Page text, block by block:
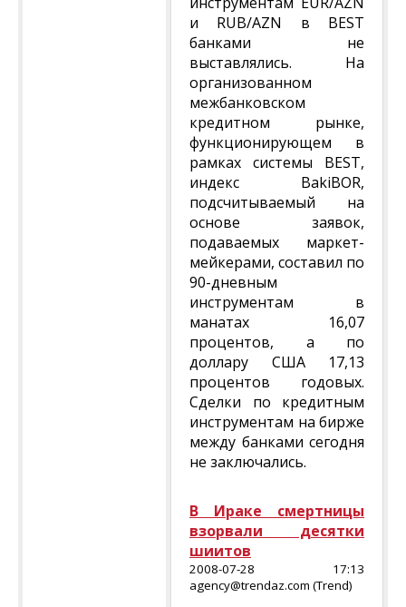
и RUB/AZN в BEST
банками не
выставлялись. На
организованном
межбанковском
кредитном рынке,
функционирующем в
рамках системы BEST,
индекс BakiBOR,
подсчитываемый на
основе заявок,
подаваемых маркет-
мейкерами, составил по
90-дневным
инструментам в
манатах 16,07
процентов, а по
доллару США 17,13
процентов годовых.
Сделки по кредитным
инструментам на бирже
между банками сегодня
не заключались.
В Ираке смертницы
взорвали десятки
шиитов
2008-07-28 17:13
agency@trendaz.com (Trend)